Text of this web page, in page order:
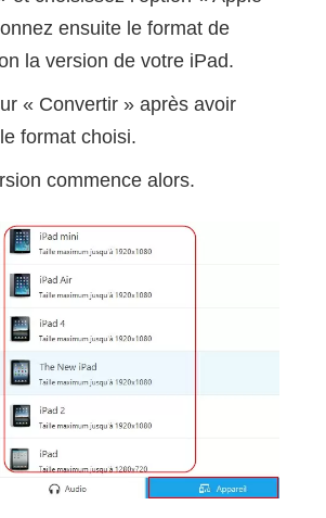
ensuite le format de
la version de votre iPad.
« Convertir » après avoir
format choisi.
commence alors.